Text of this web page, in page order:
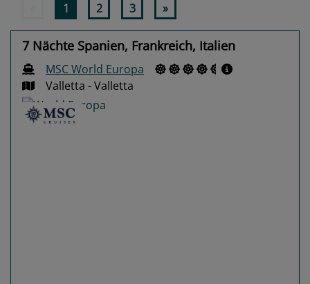
1 2 3 »
7 Nächte Spanien, Frankreich, Italien
MSC World Europa
Valletta - Valletta